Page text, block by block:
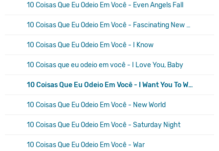
10 Coisas Que Eu Odeio Em Você - Even Angels Fall
10 Coisas Que Eu Odeio Em Você - Fascinating New Thing
10 Coisas Que Eu Odeio Em Você - I Know
10 Coisas que eu odeio em você - I Love You, Baby
10 Coisas Que Eu Odeio Em Você - I Want You To Want Me
10 Coisas Que Eu Odeio Em Você - New World
10 Coisas Que Eu Odeio Em Você - Saturday Night
10 Coisas Que Eu Odeio Em Você - War